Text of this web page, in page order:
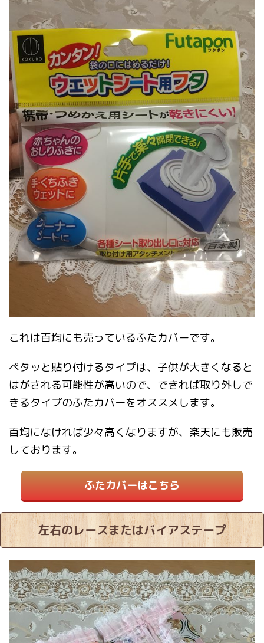
これは百均にも売っているふたカバーです。
ペタッと貼り付けるタイプは、子供が大きくなると
はがされる可能性が高いので、できれば取り外しで
きるタイプのふたカバーをオススメします。
百均になければ少々高くなりますが、楽天にも販売
しております。
ふたカバーはこちら
左右のレースまたはバイアステープ